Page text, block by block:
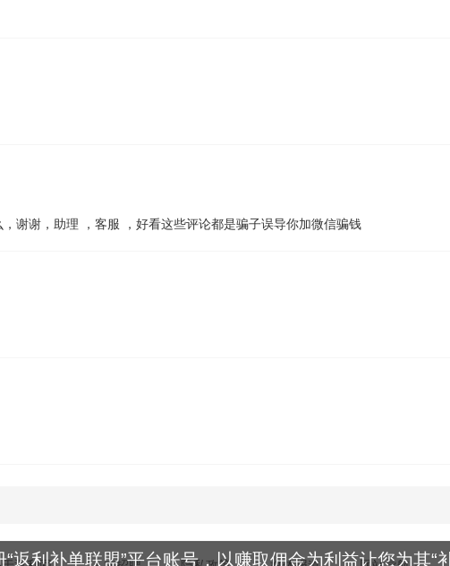
谢谢，助理 ，客服 ，好看这些评论都是骗子误导你加微信骗钱
返利补单联盟”平台账号，以赚取佣金为利益让您为其“